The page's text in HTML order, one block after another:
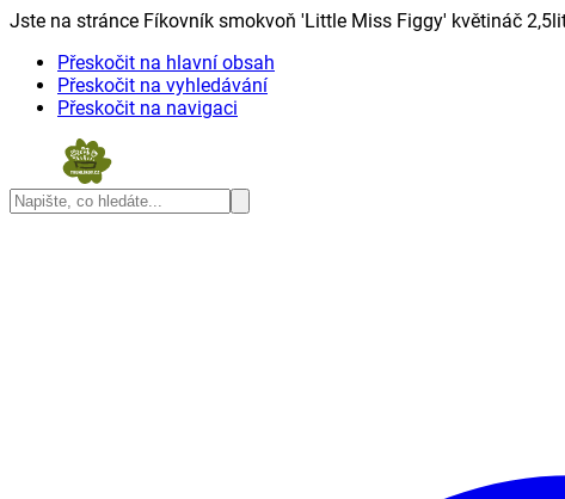
Jste na stránce Fíkovník smokvoň 'Little Miss Figgy' květináč
Přeskočit na hlavní obsah
Přeskočit na vyhledávání
Přeskočit na navigaci